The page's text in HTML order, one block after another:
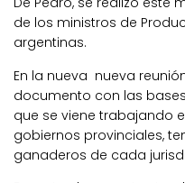
de los ministros de
argentinas.
En la nueva nueva
documento con las
que se viene trabajando
gobiernos provinciales,
ganaderos de cada